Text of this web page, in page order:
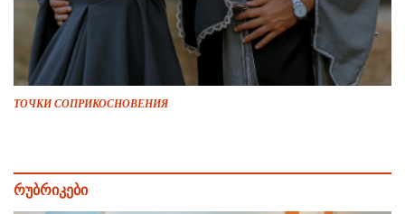
ТОЧКИ СОПРИКОСНОВЕНИЯ
რუბრიკები